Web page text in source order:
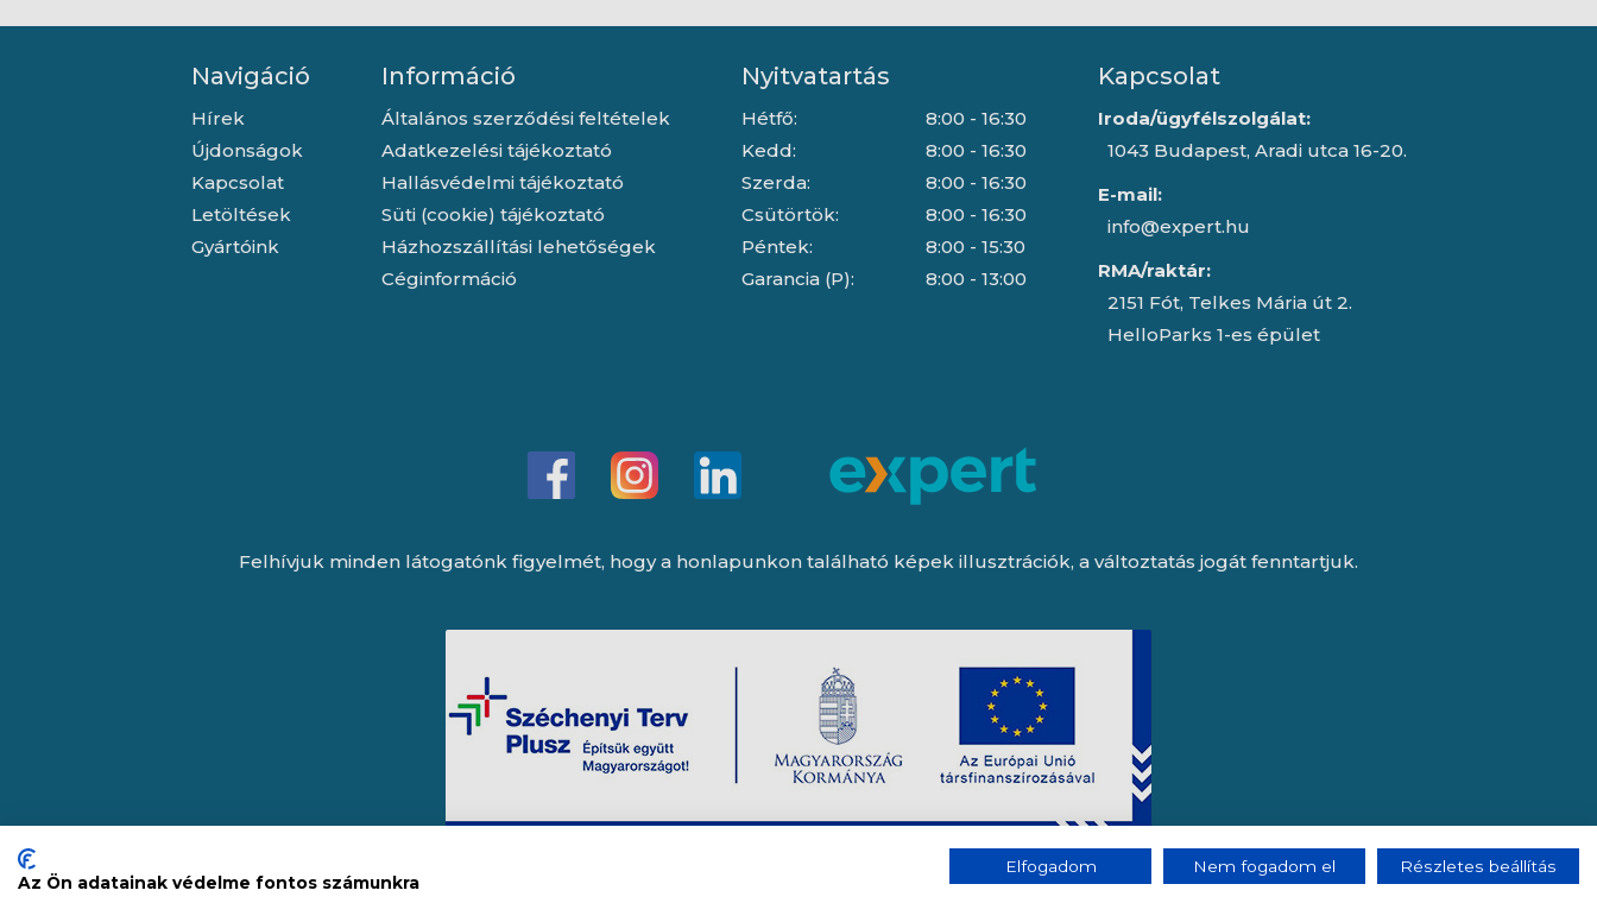
Navigáció
Hírek
Újdonságok
Kapcsolat
Letöltések
Gyártóink
Információ
Általános szerződési feltételek
Adatkezelési tájékoztató
Hallásvédelmi tájékoztató
Süti (cookie) tájékoztató
Házhozszállítási lehetőségek
Céginformáció
Nyitvatartás
Hétfő:
Kedd:
Szerda:
Csütörtök:
Péntek:
Garancia (P):
8:00 - 16:30
8:00 - 16:30
8:00 - 16:30
8:00 - 16:30
8:00 - 15:30
8:00 - 13:00
Kapcsolat
Iroda/ügyfélszolgálat:
1043 Budapest, Aradi utca 16-20.
E-mail:
info@expert.hu
RMA/raktár:
2151 Fót, Telkes Mária út 2.
HelloParks 1-es épület
Felhívjuk minden látogatónk figyelmét, hogy a honlapunkon található képek illusztrációk, a változtatás jogát fenntartjuk.
Az Ön adatainak védelme fontos számunkra
Elfogadom Nem fogadom el Részletes beállítás